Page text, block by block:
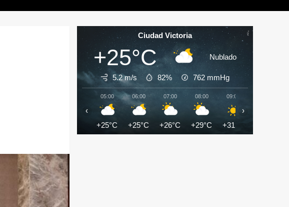
Ciudad Victoria
+25°C Nublado
5.2 m/s 82% 762 mmHg
05:00
+25°C
06:00
+25°C
07:00
+26°C
08:00
+29°C
09:00
+31°C
‹ ›